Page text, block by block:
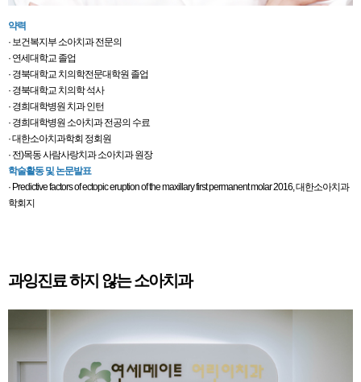
약력
· 보건복지부 소아치과 전문의
· 연세대학교 졸업
· 경북대학교 치의학전문대학원 졸업
· 경북대학교 치의학 석사
· 경희대학병원 치과 인턴
· 경희대학병원 소아치과 전공의 수료
· 대한소아치과학회 정회원
· 전)목동 사람사랑치과 소아치과 원장
학술활동 및 논문발표
· Predictive factors of ectopic eruption of the maxillary first permanent molar 2016, 대한소아치과
학회지
과잉진료 하지 않는 소아치과